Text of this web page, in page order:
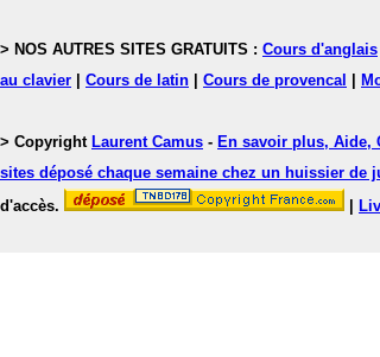
> NOS AUTRES SITES GRATUITS : Cours d'anglais
au clavier
Cours de latin Cours de provencal
> Copyright Laurent Camus - En savoir plus, Aide,
sites déposé chaque semaine chez un huissier de
d'accès.